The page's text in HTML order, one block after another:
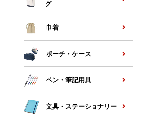
グ
巾着
ポーチ・ケース
ペン・筆記用具
文具・ステーショナリー